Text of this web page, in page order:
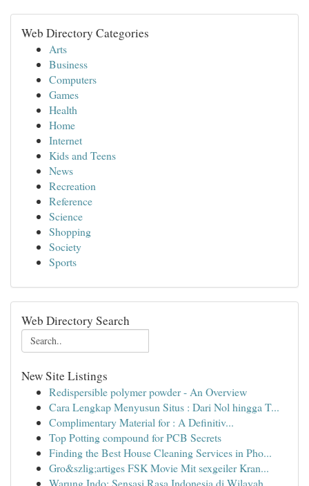
Web Directory Categories
Arts
Business
Computers
Games
Health
Home
Internet
Kids and Teens
News
Recreation
Reference
Science
Shopping
Society
Sports
Web Directory Search
New Site Listings
Redispersible polymer powder - An Overview
Cara Lengkap Menyusun Situs : Dari Nol hingga T...
Complimentary Material for : A Definitiv...
Top Potting compound for PCB Secrets
Finding the Best House Cleaning Services in Pho...
Gro&szlig;artiges FSK Movie Mit sexgeiler Kran...
Warung Indo: Sensasi Rasa Indonesia di Wilayah